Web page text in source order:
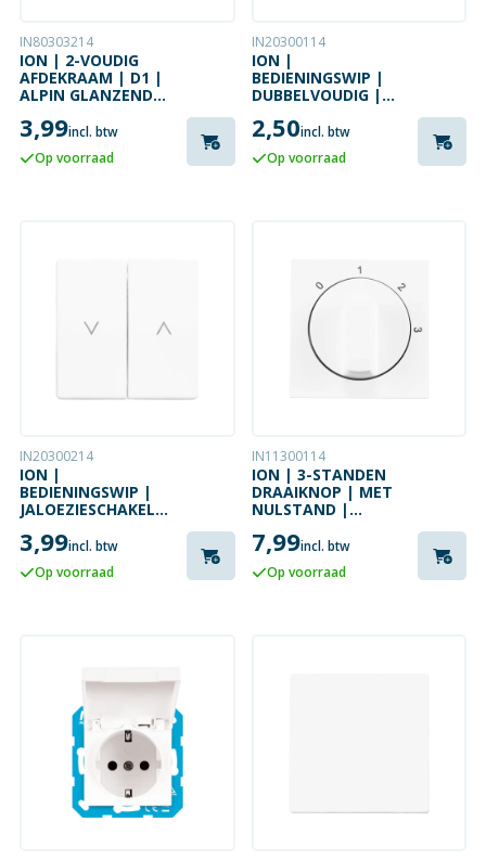
IN80303214
ION | 2-VOUDIG
AFDEKRAAM | D1 |
ALPIN GLANZEND
3,99incl. btw
Op voorraad
IN20300114
ION |
BEDIENINGSWIP |
DUBBELVOUDIG |
GLANZEND WIT
2,50incl. btw
Op voorraad
IN20300214
ION |
BEDIENINGSWIP |
JALOEZIESCHAKELAAR
GLANZEND WIT
3,99incl. btw
Op voorraad
IN11300114
ION | 3-STANDEN
DRAAIKNOP | MET
NULSTAND |
GLANZEND WIT
7,99incl. btw
Op voorraad